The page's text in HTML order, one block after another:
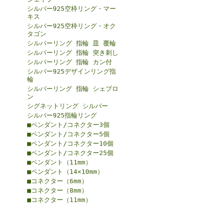
シルバー925空枠リング・マー
キス
シルバー925空枠リング・オク
タゴン
シルバーリング 指輪 皿 覆輪
シルバーリング 指輪 突き刺し
シルバーリング 指輪 カン付
シルバー925デザインリング指
輪
シルバーリング 指輪 シェブロ
ン
シグネットリング シルバー
シルバー925指輪リング
■ペンダント/コネクター3個
■ペンダント/コネクター5個
■ペンダント/コネクター10個
■ペンダント/コネクター25個
■ペンダント（11mm）
■ペンダント（14×10mm）
■コネクター（6mm）
■コネクター（8mm）
■コネクター（11mm）